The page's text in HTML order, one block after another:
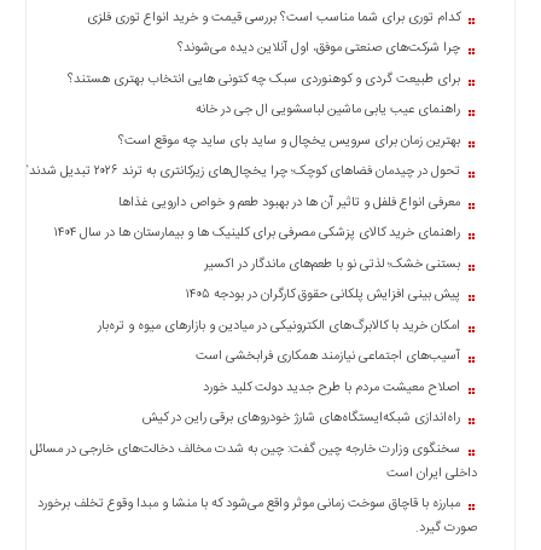
کدام توری برای شما مناسب است؟ بررسی قیمت و خرید انواع توری فلزی
چرا شرکت‌های صنعتی موفق، اول آنلاین دیده می‌شوند؟
برای طبیعت گردی و کوهنوردی سبک چه کتونی هایی انتخاب بهتری هستند؟
راهنمای عیب یابی ماشین لباسشویی ال جی در خانه
بهترین زمان برای سرویس یخچال و ساید بای ساید چه موقع است؟
تحول در چیدمان فضاهای کوچک؛ چرا یخچال‌های زیرکانتری به ترند ۲۰۲۶ تبدیل شدند؟
معرفی انواع فلفل و تاثیر آن ‌ها در بهبود طعم و خواص دارویی غذاها
راهنمای خرید کالای پزشکی مصرفی برای کلینیک ها و بیمارستان ها در سال ۱۴۰۴
بستنی خشک؛ لذتی نو با طعم‌های ماندگار در اکسیر
پیش بینی افزایش پلکانی حقوق کارگران در بودجه ۱۴۰۵
امکان خرید با کالابرگ‌های الکترونیکی در میادین و بازارهای میوه و تره‌بار
آسیب‌های اجتماعی نیازمند همکاری فرابخشی است
اصلاح معیشت مردم با طرح جدید دولت کلید خورد
راه‌اندازی شبکه‌ایستگاه‌های شارژ خودروهای برقی راین در کیش
سخنگوی وزارت خارجه چین گفت: چین به شدت مخالف دخالت‌های خارجی در مسائل
داخلی ایران است
مبارزه با قاچاق سوخت زمانی موثر واقع می‌شود که با منشا و مبدا وقوع تخلف برخورد
صورت گیرد.